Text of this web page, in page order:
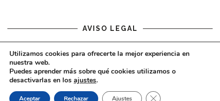
AVISO LEGAL
Aviso legal
Utilizamos cookies para ofrecerte la mejor experiencia en
nuestra web.
Puedes aprender más sobre qué cookies utilizamos o
desactivarlas en los ajustes.
Aceptar Rechazar Ajustes CERRAR EL